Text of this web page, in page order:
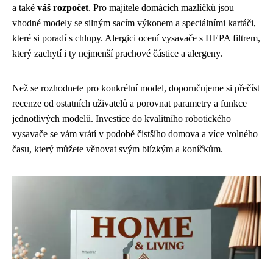
a také váš rozpočet. Pro majitele domácích mazlíčků jsou
vhodné modely se silným sacím výkonem a speciálními kartáči,
které si poradí s chlupy. Alergici ocení vysavače s HEPA filtrem,
který zachytí i ty nejmenší prachové částice a alergeny.
Než se rozhodnete pro konkrétní model, doporučujeme si přečíst
recenze od ostatních uživatelů a porovnat parametry a funkce
jednotlivých modelů. Investice do kvalitního robotického
vysavače se vám vrátí v podobě čistšího domova a více volného
času, který můžete věnovat svým blízkým a koníčkům.